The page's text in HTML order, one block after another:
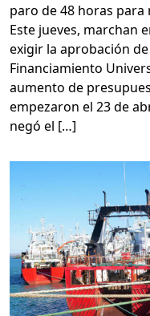
paro de 48 horas
Este jueves, marchan
exigir la aprobación
Financiamiento
aumento de
empezaron el 23 de
negó el […]